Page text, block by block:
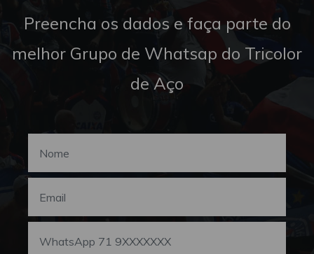
Preencha os dados e faça parte do
melhor Grupo de Whatsap do Tricolor
de Aço